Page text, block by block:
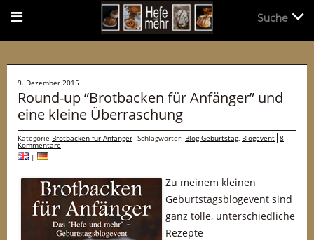
9. Dezember 2015
Round-up “Brotbacken für Anfänger” und
eine kleine Überraschung
Kategorie Brotbacken für Anfänger Schlagwörter: Blog-Geburtstag, Blogevent 8
Kommentare
|
Zu meinem kleinen
Geburtstagsblogevent sind
ganz tolle, unterschiedliche
Rezepte
Suche
Suche